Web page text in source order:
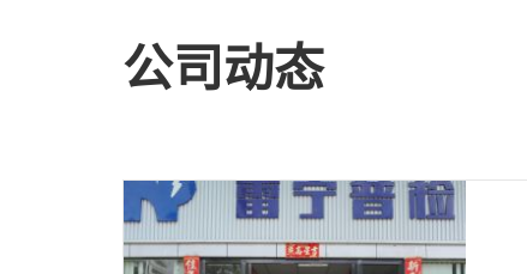
公司动态